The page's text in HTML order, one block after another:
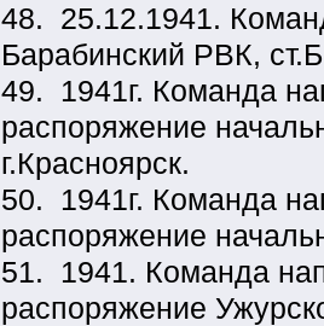
48. 25.12.1941.
Барабинский РВК,
49. 1941г. Команда
распоряжение
г.Красноярск.
50. 1941г. Команда
распоряжение
51. 1941. Команда
распоряжение